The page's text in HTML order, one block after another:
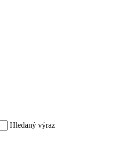
Hledaný výraz